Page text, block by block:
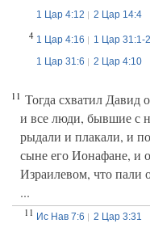
1 Цар 4:12
2 Цар 14:4
4 1 Цар 4:16
1 Цар 31:1-2
1 Цар 31:6
2 Цар 4:10
11 Тогда схватил Давид
и все люди, бывшие с
рыдали и плакали, и
сыне его Ионафане, и
Израилевом, что пали
...
11 Ис Нав 7:6
2 Цар 3:31